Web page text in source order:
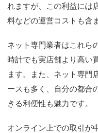
れますが、この利益には
料などの運営コストも含
ネット専門業者はこれら
時計でも実店舗より高い
ます。また、ネット専
ースも多く、自分の都合
きる利便性も魅力です。
オンライン上での取引が